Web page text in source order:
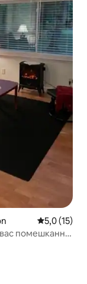
Середня
5,0 (15)
помешкання